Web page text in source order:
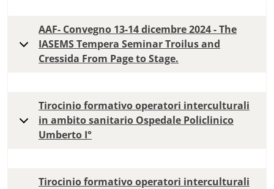
AAF- Convegno 13-14 dicembre 2024 - The
IASEMS Tempera Seminar Troilus and
Cressida From Page to Stage.
Tirocinio formativo operatori interculturali
in ambito sanitario Ospedale Policlinico
Umberto I°
Tirocinio formativo operatori interculturali